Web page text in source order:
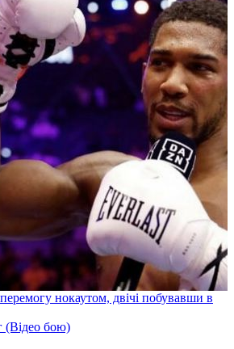
нокаутом, двічі побувавши в
бою)